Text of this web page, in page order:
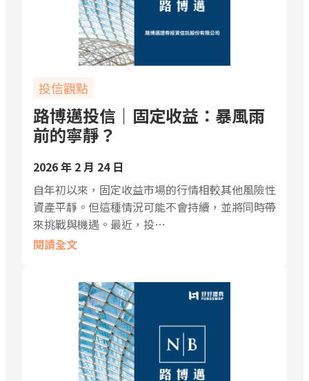
投信觀點
路博邁投信｜固定收益：暴風雨
前的寧靜？
2026 年 2 月 24 日
自年初以來，固定收益市場的行情相較其他風險性
資產平靜。但這種情況可能不會持續，並將同時帶
來挑戰與機遇。最近，投…
閱讀全文